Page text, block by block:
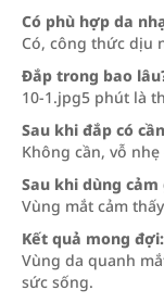
Có phù hợp da
Có, công thức dịu
Đắp trong bao
10-1.jpg5 phút là
Sau khi đắp có
Không cần, vỗ
Sau khi dùng
Vùng mắt cảm
Kết quả mong đợi:
Vùng da quanh
sức sống.